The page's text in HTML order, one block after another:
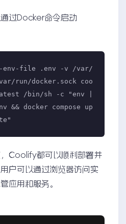
过Docker命令启动
env-file .env -v /var/
run/docker.sock coo
/bin/sh -c "env |
&& docker compose up
Coolify都可以顺利部署并
户可以通过浏览器访问实
应用和服务。